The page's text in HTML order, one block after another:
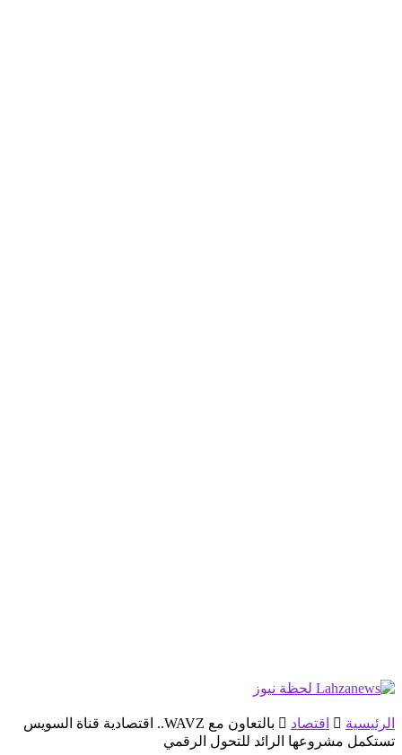
الرئيسية اقتصاد
بالتعاون مع WAVZ.. اقتصادية قناة السويس
تستكمل مشروعها الرائد للتحول الرقمي